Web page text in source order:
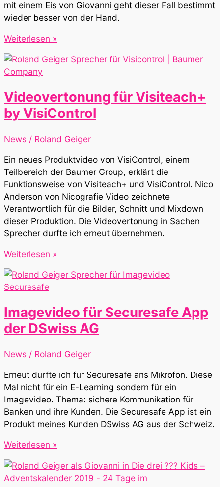
mit einem Eis von Giovanni geht dieser Fall bestimmt
wieder besser von der Hand.
Die
???
Kids
in
Gefahr
Weiterlesen »
Videovertonung für Visiteach+
by VisiControl
News / Roland Geiger
Ein neues Produktvideo von VisiControl, einem
Teilbereich der Baumer Group, erklärt die
Funktionsweise von Visiteach+ und VisiControl. Nico
Anderson von Nicografie Video zeichnete
Verantwortlich für die Bilder, Schnitt und Mixdown
dieser Produktion. Die Videovertonung in Sachen
Sprecher durfte ich erneut übernehmen.
Videovertonung
Visiteach+
by
Weiterlesen »
Imagevideo für Securesafe App
der DSwiss AG
News / Roland Geiger
Erneut durfte ich für Securesafe ans Mikrofon. Diese
Mal nicht für ein E-Learning sondern für ein
Imagevideo. Thema: sichere Kommunikation für
Banken und ihre Kunden. Die Securesafe App ist ein
Produkt meines Kunden DSwiss AG aus der Schweiz.
Imagevideo
Securesafe
App
Weiterlesen »